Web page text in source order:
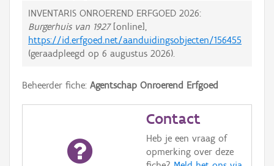
INVENTARIS ONROEREND ERFGOED 2026:
Burgerhuis van 1927[online],
https://id.erfgoed.net/aanduidingsobjecten/156455
(geraadpleegd op 6 augustus 2026).
Beheerder fiche: Agentschap Onroerend Erfgoed
Contact
Heb je een vraag of
opmerking over deze